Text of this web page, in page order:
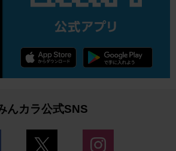
んカラ公式SNS